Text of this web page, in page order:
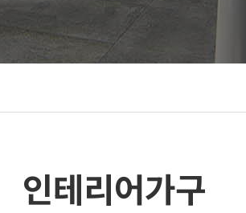
인테리어가구